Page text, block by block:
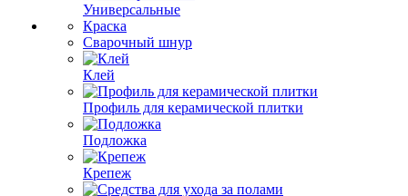
Универсальные
Краска
Сварочный шнур
Клей
Профиль для керамической плитки
Подложка
Крепеж